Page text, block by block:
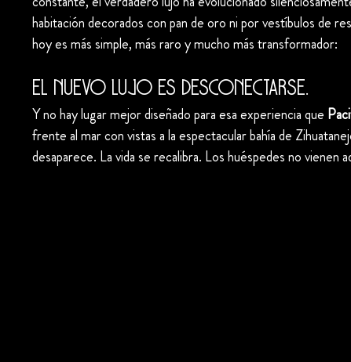
habitación decorados con pan de oro ni por vestíbulos de
hoy es más simple, más raro y mucho más transformador:
El nuevo lujo es desconectarse.
Y no hay lugar mejor diseñado para esa experiencia que
frente al mar con vistas a la espectacular bahía de
desaparece. La vida se recalibra. Los huéspedes no vienen